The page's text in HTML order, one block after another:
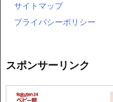
サイトマップ
プライバシーポリシー
スポンサーリンク